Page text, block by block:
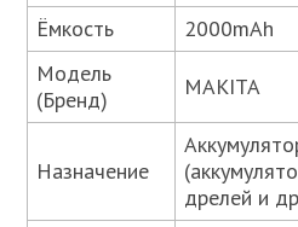
Ёмкость
2000mAh
Модель
(Бренд)
MAKITA
Назначение
дрелей и